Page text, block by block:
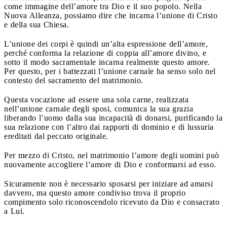
come immagine dell’amore tra Dio e il suo popolo. Nella
Nuova Alleanza, possiamo dire che incarna l’unione di Cristo
e della sua Chiesa.
L’unione dei corpi è quindi un’alta espressione dell’amore,
perché conforma la relazione di coppia all’amore divino, e
sotto il modo sacramentale incarna realmente questo amore.
Per questo, per i battezzati l’unione carnale ha senso solo nel
contesto del sacramento del matrimonio.
Questa vocazione ad essere una sola carne, realizzata
nell’unione carnale degli sposi, comunica la sua grazia
liberando l’uomo dalla sua incapacità di donarsi, purificando la
sua relazione con l’altro dai rapporti di dominio e di lussuria
ereditati dal peccato originale.
Per mezzo di Cristo, nel matrimonio l’amore degli uomini può
nuovamente accogliere l’amore di Dio e conformarsi ad esso.
Sicuramente non è necessario sposarsi per iniziare ad amarsi
davvero, ma questo amore condiviso trova il proprio
compimento solo riconoscendolo ricevuto da Dio e consacrato
a Lui.